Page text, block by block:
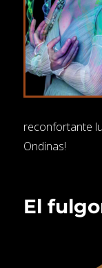
reconfortante
Ondinas!
El